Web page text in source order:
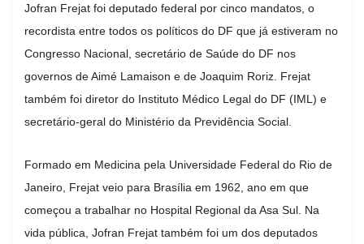
Jofran Frejat foi deputado federal por cinco mandatos, o
recordista entre todos os políticos do DF que já estiveram no
Congresso Nacional, secretário de Saúde do DF nos
governos de Aimé Lamaison e de Joaquim Roriz. Frejat
também foi diretor do Instituto Médico Legal do DF (IML) e
secretário-geral do Ministério da Previdência Social.
Formado em Medicina pela Universidade Federal do Rio de
Janeiro, Frejat veio para Brasília em 1962, ano em que
começou a trabalhar no Hospital Regional da Asa Sul. Na
vida pública, Jofran Frejat também foi um dos deputados